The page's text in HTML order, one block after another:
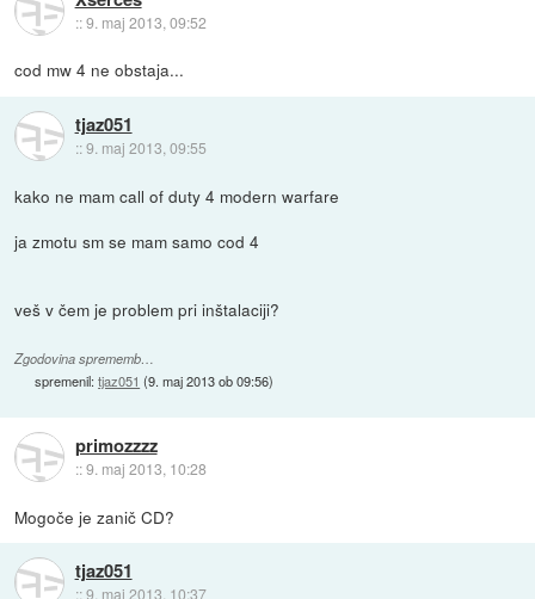
::9. maj 2013, 09:52
cod mw 4 ne obstaja...
tjaz051
::9. maj 2013, 09:55
kako ne mam call of duty 4 modern warfare
ja zmotu sm se mam samo cod 4
veš v čem je problem pri inštalaciji?
Zgodovina sprememb…
spremenil:tjaz051 (9. maj 2013 ob 09:56)
primozzzz
::9. maj 2013, 10:28
Mogoče je zanič CD?
tjaz051
::9. maj 2013, 10:37